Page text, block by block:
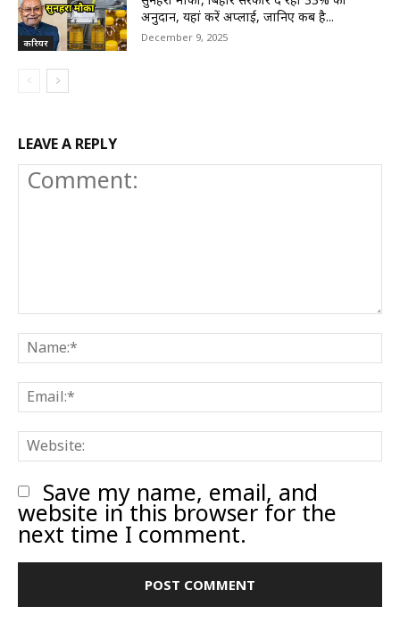
करियर
अनुदान, यहां करें अप्लाई, जानिए कब है...
December 9, 2025
LEAVE A REPLY
Comment:
Save my name, email, and
website in this browser for the
next time I comment.